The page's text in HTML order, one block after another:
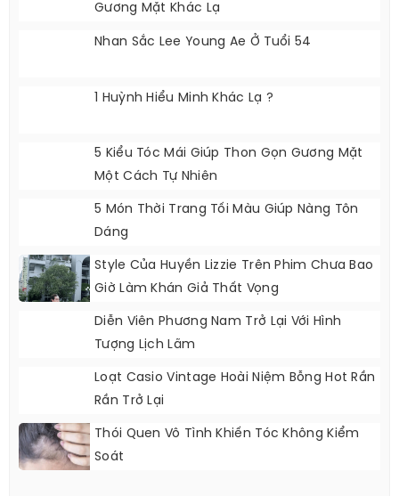
Gương Mặt Khác Lạ
Nhan Sắc Lee Young Ae Ở Tuổi 54
1 Huỳnh Hiểu Minh Khác Lạ ?
5 Kiểu Tóc Mái Giúp Thon Gọn Gương Mặt
Một Cách Tự Nhiên
5 Món Thời Trang Tối Màu Giúp Nàng Tôn
Dáng
Style Của Huyền Lizzie Trên Phim Chưa Bao
Giờ Làm Khán Giả Thất Vọng
Diễn Viên Phương Nam Trở Lại Với Hình
Tượng Lịch Lãm
Loạt Casio Vintage Hoài Niệm Bỗng Hot Rần
Rần Trở Lại
Thói Quen Vô Tình Khiến Tóc Không Kiểm
Soát